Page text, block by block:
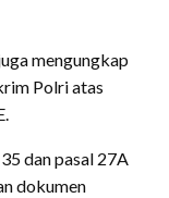
mengungkap
Polri atas
dan pasal 27A
dokumen